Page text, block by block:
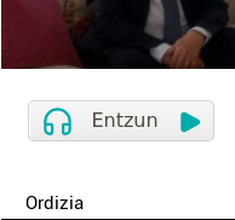
Ordizia